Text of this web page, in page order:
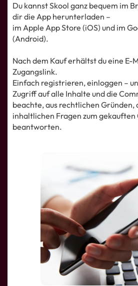
Du kannst Skool ganz bequem im
dir die App herunterladen –
im Apple App Store (iOS) und im
(Android).
Nach dem Kauf erhältst du eine E-
Zugangslink.
Einfach registrieren, einloggen –
Zugriff auf alle Inhalte und die
beachte, aus rechtlichen Gründen,
inhaltlichen Fragen zum
beantworten.